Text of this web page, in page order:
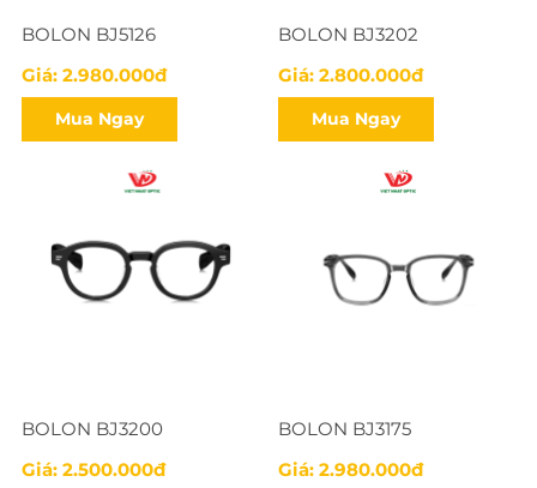
BOLON BJ5126
Giá: 2.980.000đ
Mua Ngay
BOLON BJ3202
Giá: 2.800.000đ
Mua Ngay
BOLON BJ3200
Giá: 2.500.000đ
BOLON BJ3175
Giá: 2.980.000đ